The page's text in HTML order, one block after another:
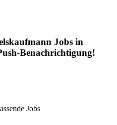
Jobs in
Benachrichtigung!
Jobs